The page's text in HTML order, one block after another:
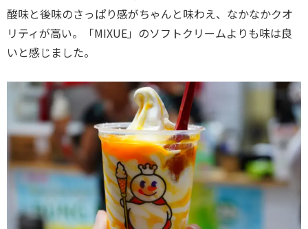
酸味と後味のさっぱり感がちゃんと味わえ、なかなかクオ
リティが高い。「MIXUE」のソフトクリームよりも味は良
いと感じました。